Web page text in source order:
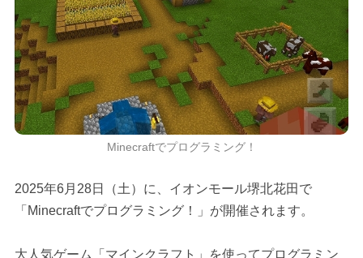
Minecraftでプログラミング！
2025年6月28日（土）に、イオンモール堺北花田で
「Minecraftでプログラミング！」が開催されます。
大人気ゲーム「マインクラフト」を使ってプログラミン